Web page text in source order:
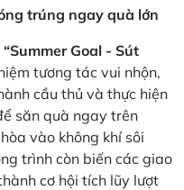
trúng ngay quà lớn
“Summer Goal - Sút
tương tác vui nhộn,
cầu thủ và thực hiện
săn quà ngay trên
vào không khí sôi
trình còn biến các giao
cơ hội tích lũy lượt